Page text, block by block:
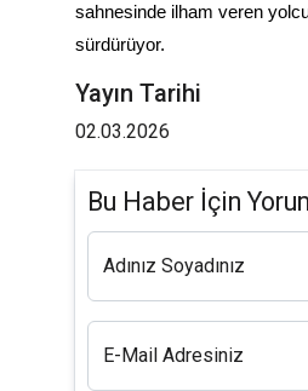
sahnesinde ilham veren
sürdürüyor.
Yayın Tarihi
02.03.2026
Bu Haber İçin
Adınız Soyadınız
E-Mail Adresiniz